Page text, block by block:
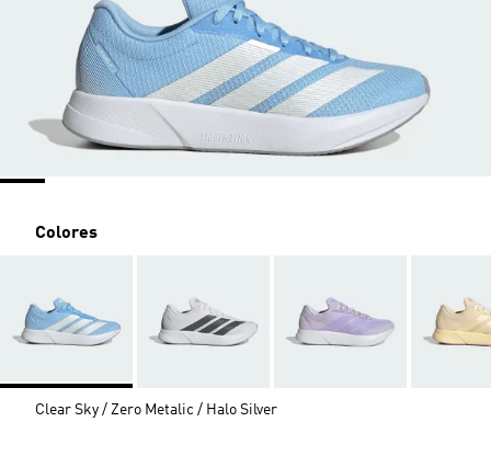
Colores
Clear Sky / Zero Metalic / Halo Silver